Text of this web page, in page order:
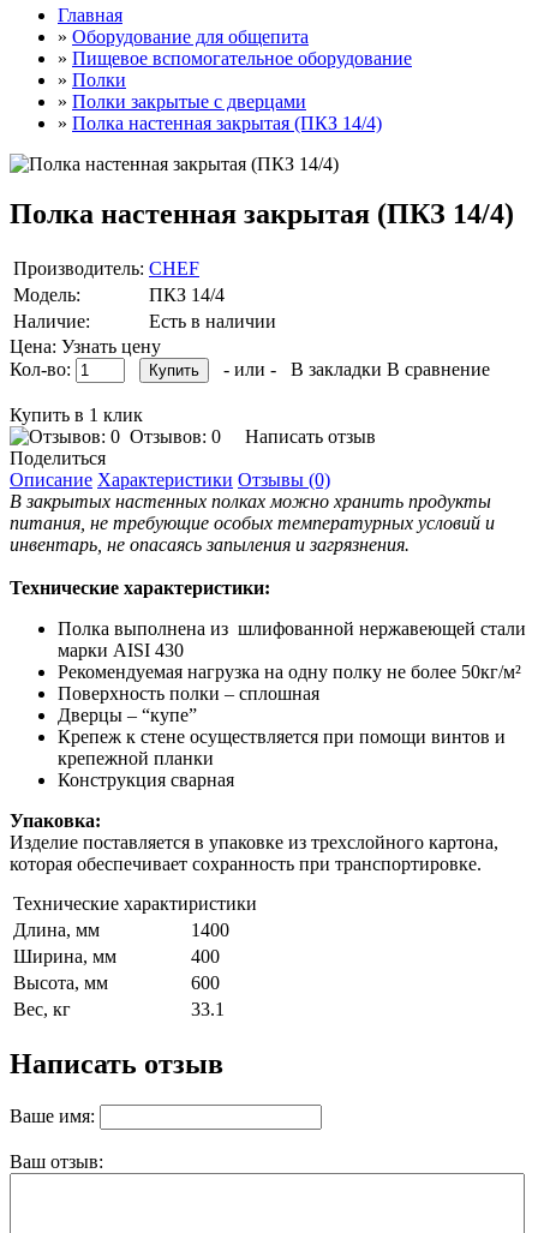
Главная
» Оборудование для общепита
» Пищевое вспомогательное оборудование
» Полки
» Полки закрытые с дверцами
» Полка настенная закрытая (ПКЗ 14/4)
Полка настенная закрытая (ПКЗ 14/4)
Производитель: CHEF
Модель:
ПКЗ 14/4
Наличие:
Есть в наличии
Цена: Узнать цену
Кол-во:
- или - В закладки В сравнение
Купить в 1 клик
Отзывов: 0
Написать отзыв
Поделиться
Описание Характеристики Отзывы (0)
В закрытых настенных полках можно хранить продукты
питания, не требующие особых температурных условий и
инвентарь, не опасаясь запыления и загрязнения.
Технические характеристики:
Полка выполнена из шлифованной нержавеющей стали
марки AISI 430
Рекомендуемая нагрузка на одну полку не более 50кг/м²
Поверхность полки – сплошная
Дверцы – “купе”
Крепеж к стене осуществляется при помощи винтов и
крепежной планки
Конструкция сварная
Упаковка:
Изделие поставляется в упаковке из трехслойного картона,
которая обеспечивает сохранность при транспортировке.
Технические характиристики
Длина, мм
1400
Ширина, мм
400
Высота, мм
600
Вес, кг
33.1
Написать отзыв
Ваше имя:
Ваш отзыв: